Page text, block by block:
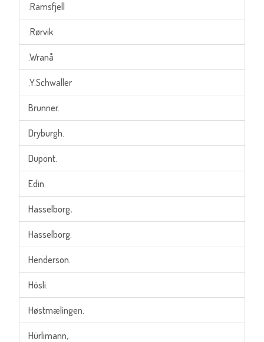
.Ramsfjell
.Rørvik
.Wranå
.Y.Schwaller
Brunner.
Dryburgh.
Dupont.
Edin.
Hasselborg,
Hasselborg.
Henderson.
Hösli.
Høstmælingen.
Hürlimann,